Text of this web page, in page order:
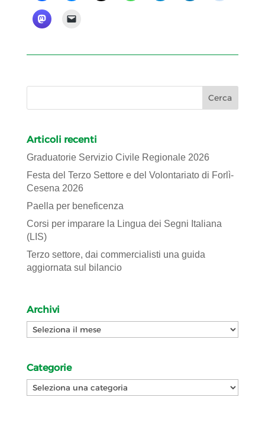
Articoli recenti
Graduatorie Servizio Civile Regionale 2026
Festa del Terzo Settore e del Volontariato di Forlì-
Cesena 2026
Paella per beneficenza
Corsi per imparare la Lingua dei Segni Italiana
(LIS)
Terzo settore, dai commercialisti una guida
aggiornata sul bilancio
Archivi
Archivi
Categorie
Categorie